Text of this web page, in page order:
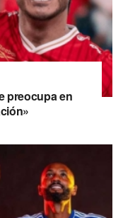
preocupa en